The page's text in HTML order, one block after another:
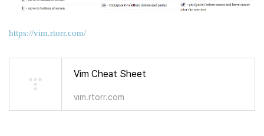
https://vim.rtorr.com/
Vim Cheat Sheet
vim.rtorr.com